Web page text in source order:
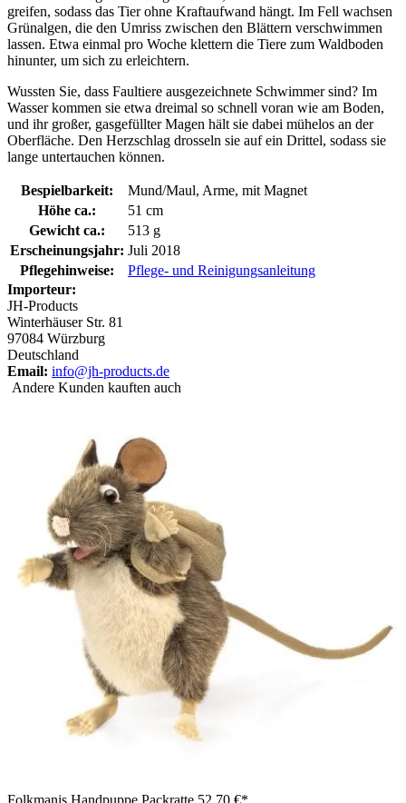
greifen, sodass das Tier ohne Kraftaufwand hängt. Im Fell wachsen
Grünalgen, die den Umriss zwischen den Blättern verschwimmen
lassen. Etwa einmal pro Woche klettern die Tiere zum Waldboden
hinunter, um sich zu erleichtern.
Wussten Sie, dass Faultiere ausgezeichnete Schwimmer sind? Im
Wasser kommen sie etwa dreimal so schnell voran wie am Boden,
und ihr großer, gasgefüllter Magen hält sie dabei mühelos an der
Oberfläche. Den Herzschlag drosseln sie auf ein Drittel, sodass sie
lange untertauchen können.
Bespielbarkeit:
Mund/Maul, Arme, mit Magnet
Höhe ca.:
51 cm
Gewicht ca.:
513 g
Erscheinungsjahr: Juli 2018
Pflegehinweise:
Pflege- und Reinigungsanleitung
Importeur:
JH-Products
Winterhäuser Str. 81
97084 Würzburg
Deutschland
Email: info@jh-products.de
Andere Kunden kauften auch